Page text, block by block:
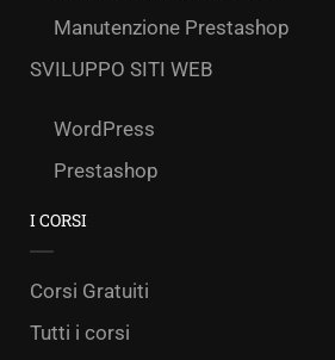
Manutenzione Prestashop
SVILUPPO SITI WEB
WordPress
Prestashop
I CORSI
Corsi Gratuiti
Tutti i corsi